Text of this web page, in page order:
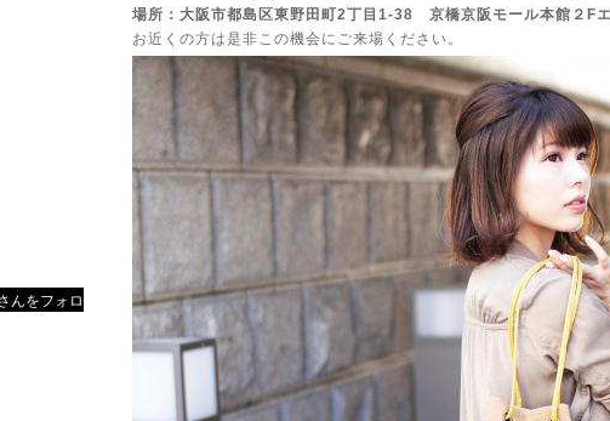
場所： 大阪市都島区東野田町2丁目1-38 京橋京阪モール本館２F
お近くの方は是非この機会にご来場ください。